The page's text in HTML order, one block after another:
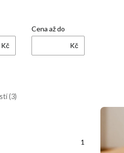
Kč
Cena až do
Kč
(3)
1